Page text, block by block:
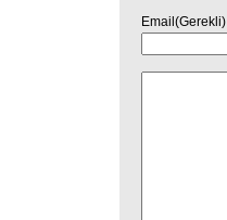
Email(Gerekli)